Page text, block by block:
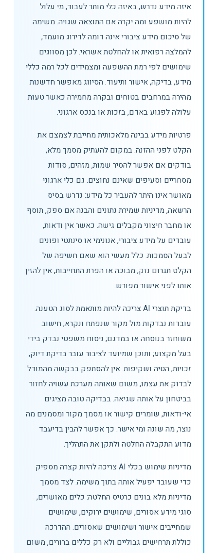
איזה מידע נדרש, באיזה כלי מותר לעבוד, מי עלול
להיות מושפע ומה יקרה אם התוצאה שגויה. משימה
של סיכום מידע ציבורי אינה דומה לדירוג מועמד,
להמלצה רפואית או להחלטת אשראי. לכן מסווגים
שימושים לפי רמת ההשפעה ומצמידים לכל רמה כללי
מידע, בדיקה, אישור ותיעוד. הסיווג מאפשר חדשנות
מהירה במרחבים בטוחים ובקרה מחמירה כאשר טעות
עלולה לפגוע באדם, בזכות או בנכס ארגוני.
פרטיות מידע בבינה מלאכותית מחייבת לצמצם את
הקלט לפני ההזנה. במקום להעתיק מסמך מלא,
בודקים אם אפשר להסיר שמות, מזהים, סודות
מסחריים וסעיפים שאינם נחוצים. גם כלי ארגוני
מאושר אינו היתר להעביר כל מידע: נדרש בסיס
הרשאה, מדיניות שמירת נתונים והבנה אם ספק, תוסף
או מחבר חיצוני מקבלים גישה. כאשר אין ודאות,
עובדים על מידע ציבורי, אנונימי או סינתטי ופונים
לבעל הסמכות. כלל מעשי הוא שאם חשיפה של
הקלט תגרום נזק, מבוכה או הפרת התחייבות, אין להזין
אותו לפני אישור מפורש.
בדיקת תוצרי AI צריכה להיות מותאמת לסוג הטענה.
עובדות נבדקות מול מקור שנפתח ונקרא; חישוב
משוחזר בנוסחה או במדגם; ניסוח משפטי נבדק בידי
בעל מקצוע; ותוכן שמיועד לציבור עובר בדיקת דיוק,
זכויות, הטיה ושקיפות. אין להסתפק בבקשה מהמודל
לבדוק את עצמו, משום שאותה מערכת עשויה לחזור
בביטחון על אותה שגיאה. בבדיקה טובה מציגים
אי-ודאות, שומרים קישור או מסמך מקור ומסמנים מה
נוצר, מה שונה ומי אישר. כך אפשר להבין בדיעבד
מדוע התקבלה החלטה ולתקן את התהליך.
מדיניות שימוש בכלי AI צריכה להיות קצרה מספיק
כדי שעובד יפעיל אותה בתוך משימה. לצד מסמך
מדיניות מלא בונים כרטיס החלטה: כלים מאושרים,
סוגי מידע אסורים, שימושים ירוקים, שימושים
שמחייבים אישור ושימושים שאסורים. ההדרכה
כוללת תרחישים גבוליים ולא רק כללים ברורים, משום